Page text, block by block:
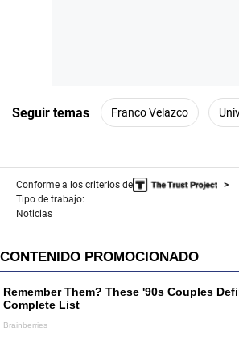
Seguir temas Franco Velazco
Conforme a los criterios de
Tipo de trabajo:
Noticias